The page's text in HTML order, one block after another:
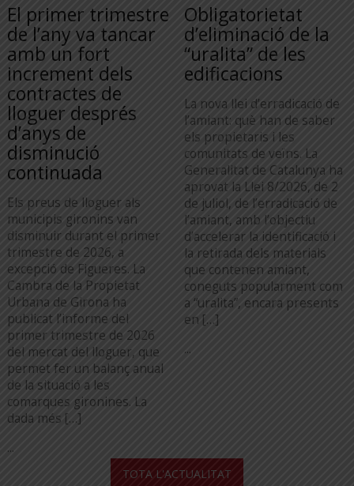
El primer trimestre
de l’any va tancar
amb un fort
increment dels
contractes de
lloguer després
d’anys de
disminució
continuada
Els preus de lloguer als
municipis gironins van
disminuir durant el primer
trimestre de 2026, a
excepció de Figueres. La
Cambra de la Propietat
Urbana de Girona ha
publicat l’informe del
primer trimestre de 2026
del mercat del lloguer, que
permet fer un balanç anual
de la situació a les
comarques gironines. La
dada més […]
...
Obligatorietat
d’eliminació de la
“uralita” de les
edificacions
La nova llei d’erradicació de
l’amiant: què han de saber
els propietaris i les
comunitats de veïns. La
Generalitat de Catalunya ha
aprovat la Llei 8/2026, de 2
de juliol, de l’erradicació de
l’amiant, amb l’objectiu
d’accelerar la identificació i
la retirada dels materials
que contenen amiant,
coneguts popularment com
a “uralita”, encara presents
en […]
...
TOTA L'ACTUALITAT